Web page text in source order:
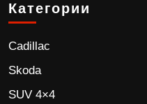
Категории
Cadillac
Skoda
SUV 4×4